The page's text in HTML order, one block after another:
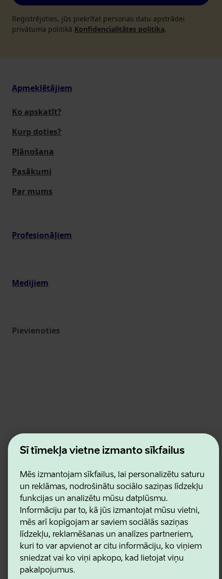
Šī tīmekļa vietne izmanto sīkfailus
Mēs izmantojam sīkfailus, lai personalizētu saturu
un reklāmas, nodrošinātu sociālo saziņas līdzekļu
funkcijas un analizētu mūsu datplūsmu.
Informāciju par to, kā jūs izmantojat mūsu vietni,
mēs arī kopīgojam ar saviem sociālās saziņas
līdzekļu, reklamēšanas un analīzes partneriem,
kuri to var apvienot ar citu informāciju, ko viņiem
sniedzat vai ko viņi apkopo, kad lietojat viņu
pakalpojumus.
Reģistrējoties, jūs piekrītat personas datu apstrādei
privātuma politikā Konfidencialitātes politika.
Apmeklētājiem
Ko apskatīt?
Kurp doties?
Plānošana
Pasākumi
Par mums
Profesionāļiem
Medijiem
Pievienoties
Kontakti
Lietošanas noteikumi
Sīkdatņu un konfidencialitātes politika